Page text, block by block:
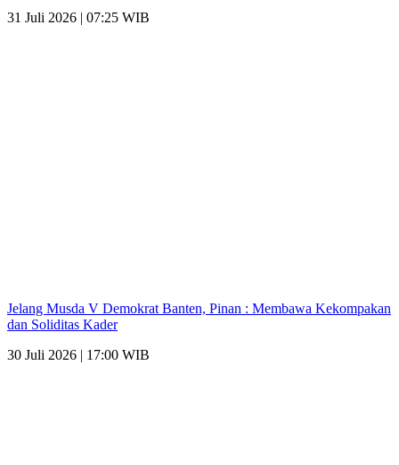
31 Juli 2026 | 07:25 WIB
Jelang Musda V Demokrat Banten, Pinan : Membawa Kekompakan
dan Soliditas Kader
30 Juli 2026 | 17:00 WIB